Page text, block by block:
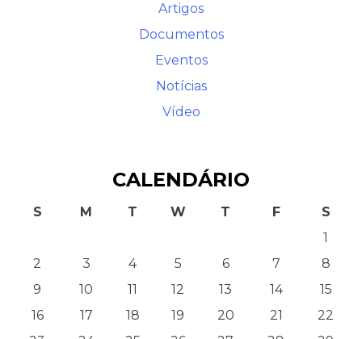
Artigos
Documentos
Eventos
Notícias
Vídeo
CALENDÁRIO
S M T W T F
S
1
2
3 4 5 6 7
8
9
10 11 12 13 14
15
16
17 18 19 20 21
22